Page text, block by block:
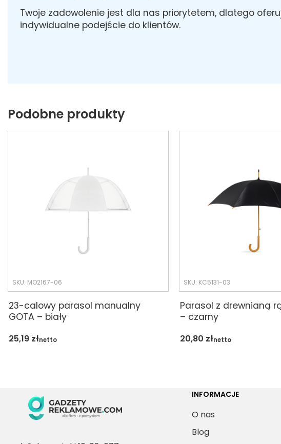
Twoje zadowolenie jest dla nas priorytetem, dlatego
indywidualne podejście do klientów.
Podobne produkty
SKU: MO2167-06
23-calowy parasol manualny
GOTA – biały
25,19 złnetto
SKU: KC5131-03
Parasol z drewnianą
– czarny
20,80 złnetto
INFORMACJE
O nas
Blog